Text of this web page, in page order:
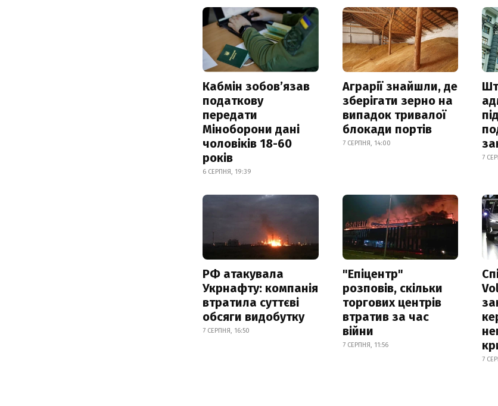
Кабмін зобовʼязав
податкову
передати
Міноборони дані
чоловіків 18-60
років
6 СЕРПНЯ, 19:39
Аграрії знайшли, де
зберігати зерно на
випадок тривалої
блокади портів
7 СЕРПНЯ, 14:00
7
РФ атакувала
Укрнафту: компанія
втратила суттєві
обсяги видобутку
7 СЕРПНЯ, 16:50
"Епіцентр"
розповів, скільки
торгових центрів
втратив за час
війни
7 СЕРПНЯ, 11:56
7